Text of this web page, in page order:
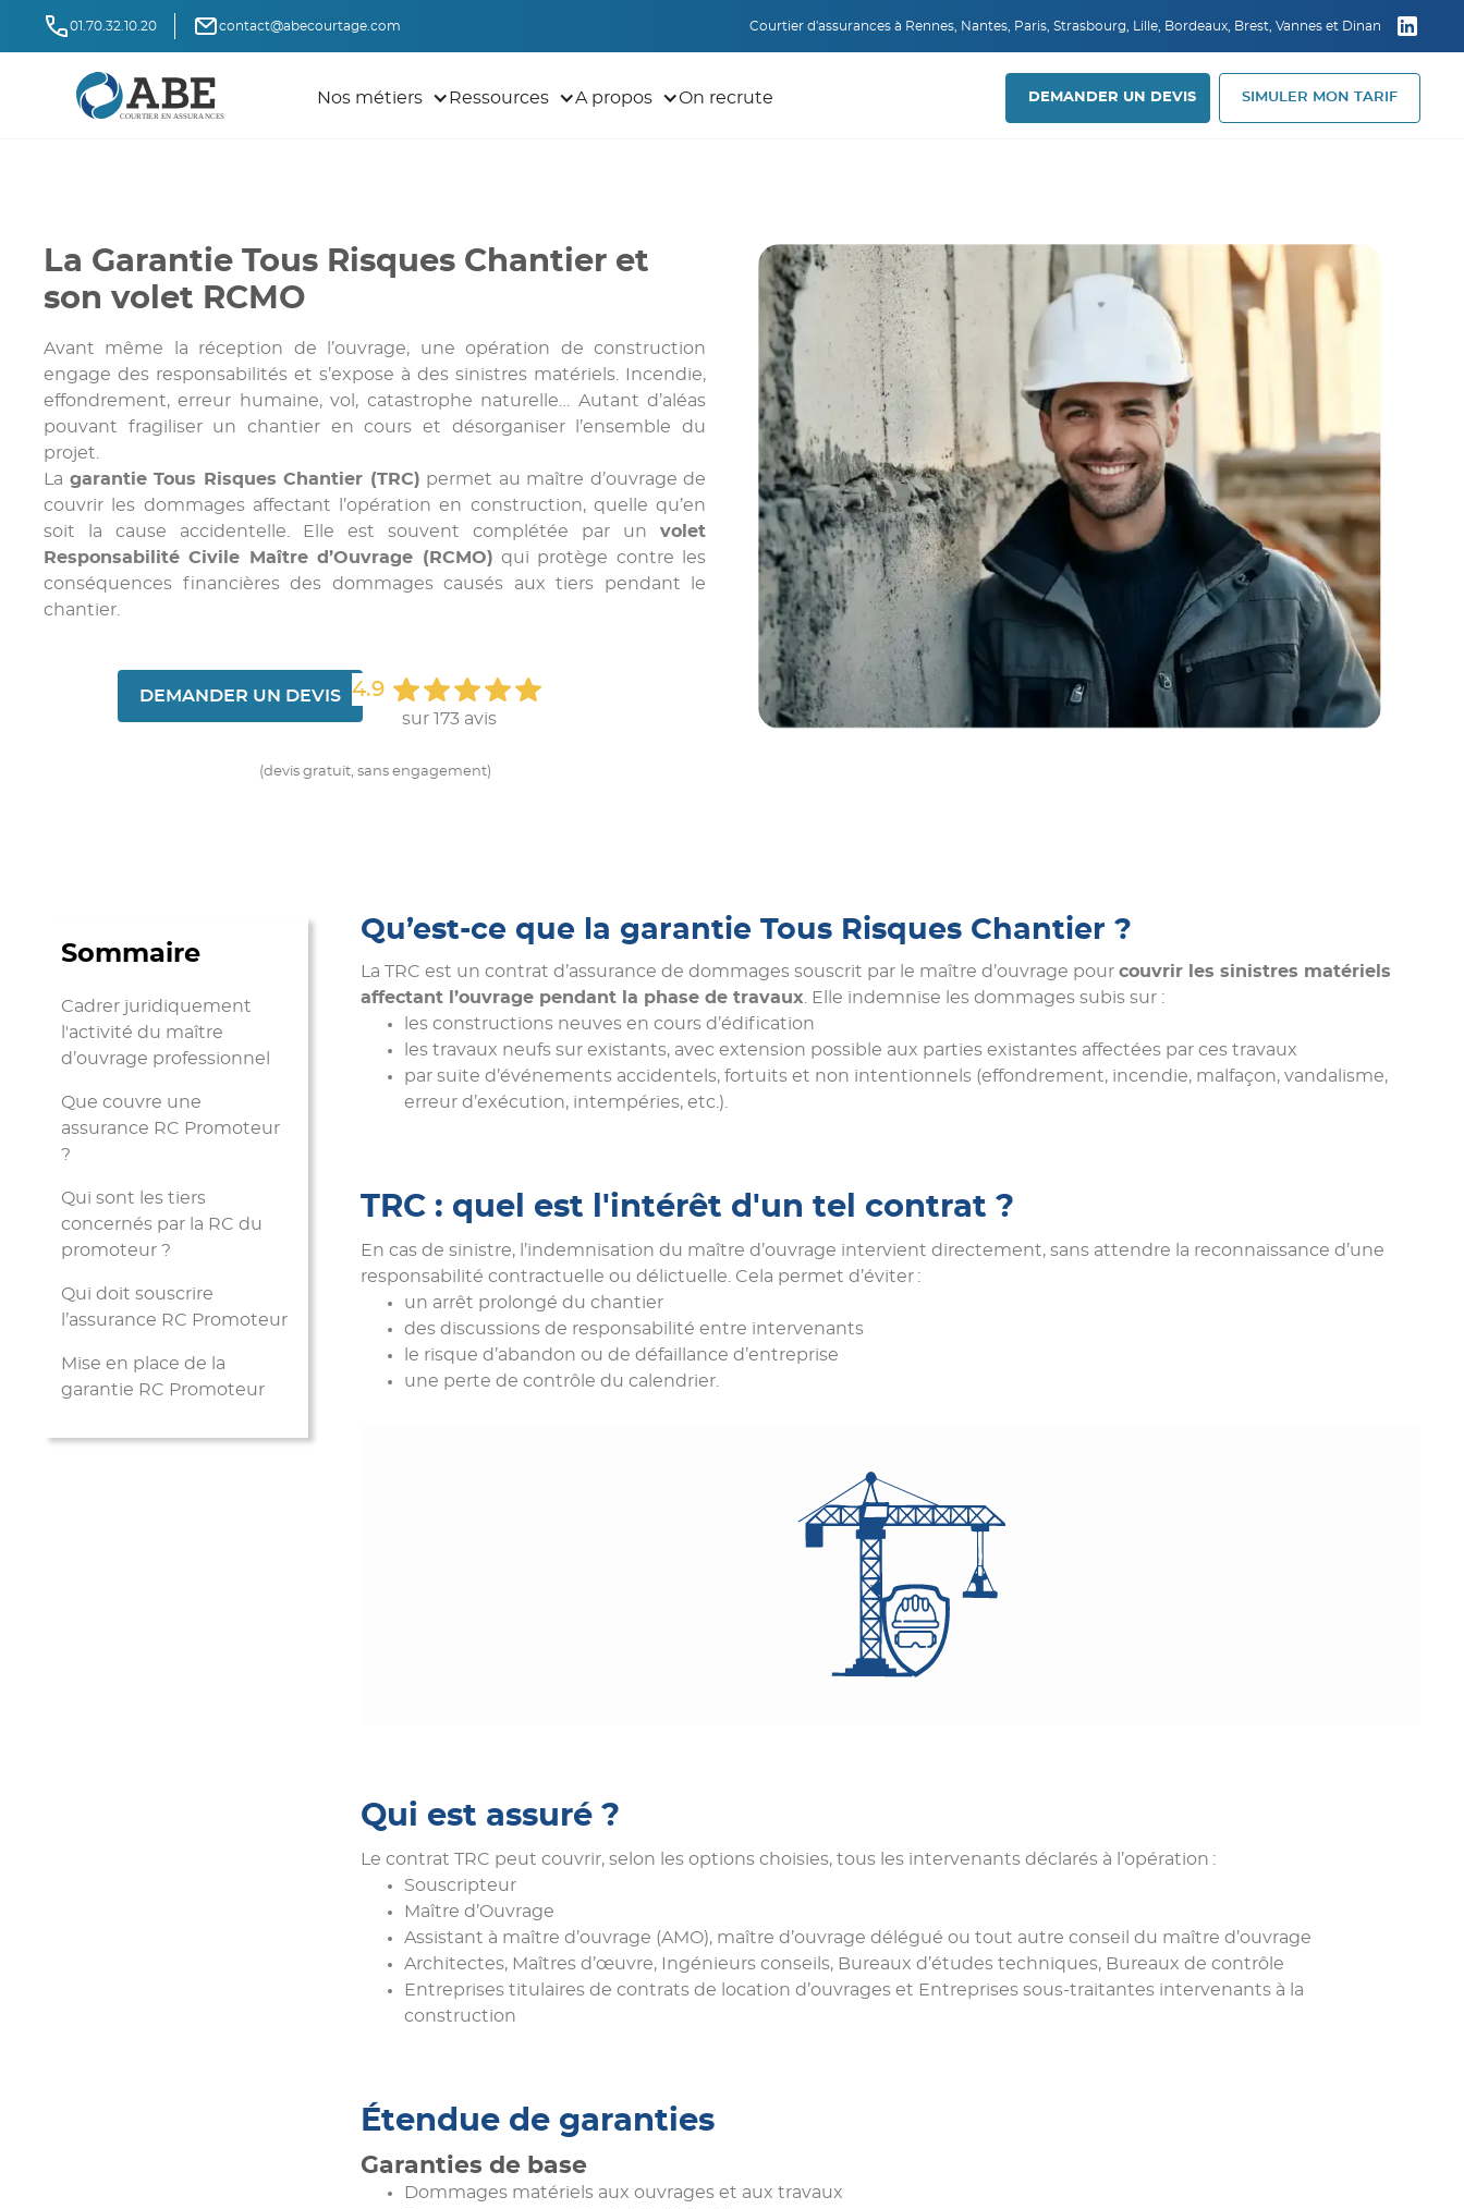
01.70.32.10.20 contact@abecourtage.com Courtier d'assurances à Rennes, Nantes, Paris, Strasbourg, Lille, Bordeaux, Brest, Vannes et Dinan
Nos métiers Ressources A propos On recrute DEMANDER UN DEVIS SIMULER MON TARIF
La Garantie Tous Risques Chantier et
son volet RCMO
Avant même la réception de l’ouvrage, une opération de construction
engage des responsabilités et s’expose à des sinistres matériels. Incendie,
effondrement, erreur humaine, vol, catastrophe naturelle… Autant d’aléas
pouvant fragiliser un chantier en cours et désorganiser l’ensemble du
projet.
La garantie Tous Risques Chantier (TRC) permet au maître d’ouvrage de
couvrir les dommages affectant l’opération en construction, quelle qu’en
soit la cause accidentelle. Elle est souvent complétée par un volet
Responsabilité Civile Maître d’Ouvrage (RCMO) qui protège contre les
conséquences financières des dommages causés aux tiers pendant le
chantier.
DEMANDER UN DEVIS 4.9
sur 173 avis
(devis gratuit, sans engagement)
Sommaire
Cadrer juridiquement
l'activité du maître
d’ouvrage professionnel
Que couvre une
assurance RC Promoteur
?
Qui sont les tiers
concernés par la RC du
promoteur ?
Qui doit souscrire
l’assurance RC Promoteur
Mise en place de la
garantie RC Promoteur
Qu’est-ce que la garantie Tous Risques Chantier ?
La TRC est un contrat d’assurance de dommages souscrit par le maître d’ouvrage pourcouvrir les sinistres matériels
affectant l’ouvrage pendant la phase de travaux . Elle indemnise les dommages subis sur :
les constructions neuves en cours d’édification
les travaux neufs sur existants, avec extension possible aux parties existantes affectées par ces travaux
par suite d’événements accidentels, fortuits et non intentionnels (effondrement, incendie, malfaçon, vandalisme,
erreur d’exécution, intempéries, etc.).
TRC : quel est l'intérêt d'un tel contrat ?
En cas de sinistre, l’indemnisation du maître d’ouvrage intervient directement, sans attendre la reconnaissance d’une
responsabilité contractuelle ou délictuelle. Cela permet d’éviter :
un arrêt prolongé du chantier
des discussions de responsabilité entre intervenants
le risque d’abandon ou de défaillance d’entreprise
une perte de contrôle du calendrier.
Qui est assuré ?
Le contrat TRC peut couvrir, selon les options choisies, tous les intervenants déclarés à l’opération :
Souscripteur
Maître d’Ouvrage
Assistant à maître d’ouvrage (AMO), maître d’ouvrage délégué ou tout autre conseil du maître d’ouvrage
Architectes, Maîtres d’œuvre, Ingénieurs conseils, Bureaux d’études techniques, Bureaux de contrôle
Entreprises titulaires de contrats de location d’ouvrages et Entreprises sous-traitantes intervenants à la
construction
Étendue de garanties
Garanties de base
Dommages matériels aux ouvrages et aux travaux